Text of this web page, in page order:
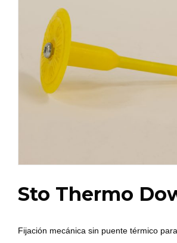
Sto Thermo
Fijación mecánica sin puente térmico